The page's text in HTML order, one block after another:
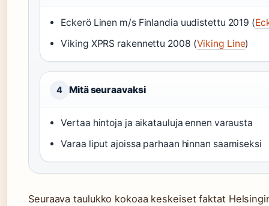
Eckerö Linen m/s Finlandia uudistettu 2019 (
Viking XPRS rakennettu 2008 (Viking Line)
4 Mitä seuraavaksi
Vertaa hintoja ja aikatauluja ennen varausta
Varaa liput ajoissa parhaan hinnan saamiseksi
Seuraava taulukko kokoaa keskeiset faktat